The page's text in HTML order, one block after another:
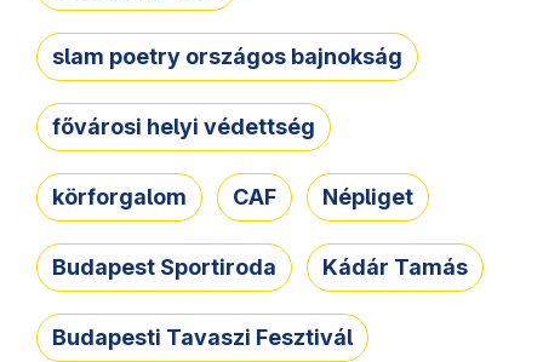
slam poetry országos bajnokság
fővárosi helyi védettség
körforgalom CAF Népliget
Budapest Sportiroda Kádár Tamás
Budapesti Tavaszi Fesztivál